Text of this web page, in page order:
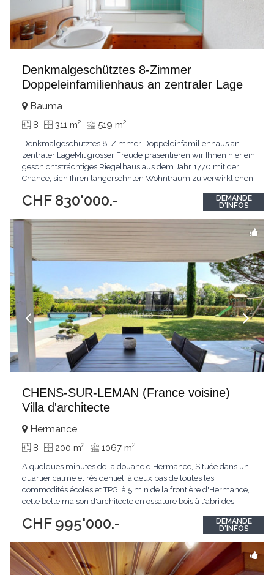
Denkmalgeschütztes 8-Zimmer
Doppeleinfamilienhaus an zentraler Lage
CHF 830'000.-
Bauma
8 311 m2 519 m2
Denkmalgeschütztes 8-Zimmer Doppeleinfamilienhaus an
zentraler LageMit grosser Freude präsentieren wir Ihnen hier ein
geschichtsträchtiges Riegelhaus aus dem Jahr 1770 mit der
Chance, sich Ihren langersehnten Wohntraum zu verwirklichen.
charmante Baustil sowie das vorhandene Aus- und
Umbaupotenzial. Die unmittelbare Nähe zu öffentlichen
Verkehrsmitteln,...
DEMANDE
D'INFOS
CHENS-SUR-LEMAN (France voisine)
Villa d'architecte
CHF 995'000.-
Hermance
8 200 m2 1067 m2
A quelques minutes de la douane d'Hermance, Située dans un
quartier calme et résidentiel, à deux pas de toutes les
commodités écoles et TPG, à 5 min de la frontière d'Hermance,
cette belle maison d'architecte en ossature bois à l'abri des
bénéficie d'un ensoleillement optimal et d'espaces généreux
ouverts sur l'extérieur qui en...
DEMANDE
D'INFOS